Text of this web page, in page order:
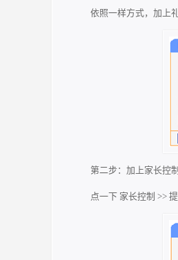
依照一样方式，加上
第二步：加上家长控
点一下 家长控制 >>